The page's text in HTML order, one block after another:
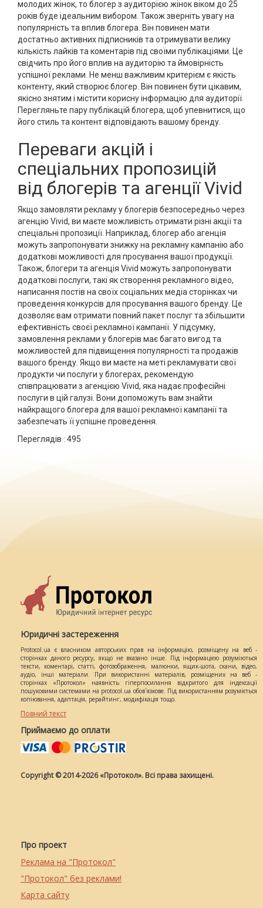
молодих жінок, то блогер з аудиторією жінок віком до 25
років буде ідеальним вибором. Також зверніть увагу на
популярність та вплив блогера. Він повинен мати
достатньо активних підписників та отримувати велику
кількість лайків та коментарів під своїми публікаціями. Це
свідчить про його вплив на аудиторію та ймовірність
успішної реклами. Не менш важливим критерієм є якість
контенту, який створює блогер. Він повинен бути цікавим,
якісно знятим і містити корисну інформацію для аудиторії.
Перегляньте пару публікацій блогера, щоб упевнитися, що
його стиль та контент відповідають вашому бренду.
Переваги акцій і
спеціальних пропозицій
від блогерів та агенції Vivid
Якщо замовляти рекламу у блогерів безпосередньо через
агенцію Vivid, ви маєте можливість отримати різні акції та
спеціальні пропозиції. Наприклад, блогер або агенція
можуть запропонувати знижку на рекламну кампанію або
додаткові можливості для просування вашої продукції.
Також, блогери та агенція Vivid можуть запропонувати
додаткові послуги, такі як створення рекламного відео,
написання постів на своїх соціальних медіа сторінках чи
проведення конкурсів для просування вашого бренду. Це
дозволяє вам отримати повний пакет послуг та збільшити
ефективність своєї рекламної кампанії. У підсумку,
замовлення реклами у блогерів має багато вигод та
можливостей для підвищення популярності та продажів
вашого бренду. Якщо ви маєте на меті рекламувати свої
продукти чи послуги у блогерах, рекомендую
співпрацювати з агенцією Vivid, яка надає професійні
послуги в цій галузі. Вони допоможуть вам знайти
найкращого блогера для вашої рекламної кампанії та
забезпечать її успішне проведення.
Переглядів : 495
Юридичні застереження
Protocol.ua є власником авторських прав на інформацію, розміщену на веб -
сторінках даного ресурсу, якщо не вказано інше. Під інформацією розуміються
тексти, коментарі, статті, фотозображення, малюнки, ящик-шота, скани, відео,
аудіо, інші матеріали. При використанні матеріалів, розміщених на веб -
сторінках «Протокол» наявність гіперпосилання відкритого для індексації
пошуковими системами на protocol.ua обов`язкове. Під використанням розуміється
копіювання, адаптація, рерайтинг, модифікація тощо.
Повний текст
Приймаємо до оплати
Copyright © 2014-2026 «Протокол». Всі права захищені.
Про проект
Реклама на "Протокол"
"Протокол" без реклами!
Карта сайту